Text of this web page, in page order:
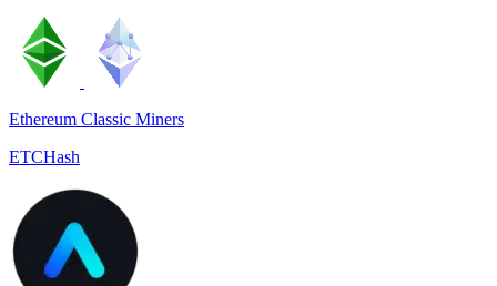
Ethereum Classic Miners
ETCHash